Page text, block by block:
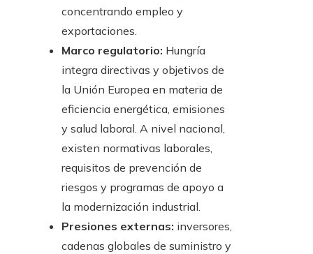
concentrando empleo y
exportaciones.
Marco regulatorio: Hungría
integra directivas y objetivos de
la Unión Europea en materia de
eficiencia energética, emisiones
y salud laboral. A nivel nacional,
existen normativas laborales,
requisitos de prevención de
riesgos y programas de apoyo a
la modernización industrial.
Presiones externas: inversores,
cadenas globales de suministro y